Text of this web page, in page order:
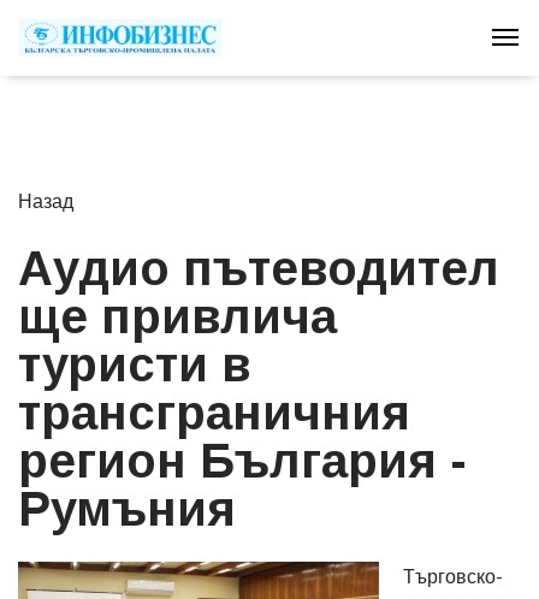
Назад
Аудио пътеводител
ще привлича
туристи в
трансграничния
регион България -
Румъния
Търговско-